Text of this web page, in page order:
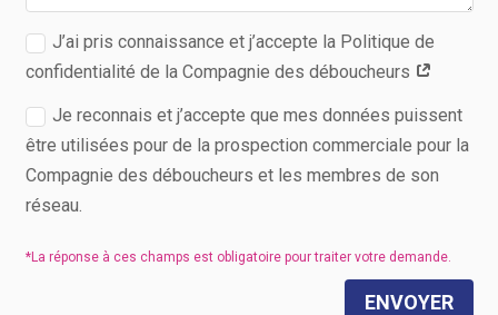
J’ai pris connaissance et j’accepte la Politique de
confidentialité de la Compagnie des déboucheurs
Je reconnais et j’accepte que mes données puissent
être utilisées pour de la prospection commerciale pour la
Compagnie des déboucheurs et les membres de son
réseau.
ENVOYER